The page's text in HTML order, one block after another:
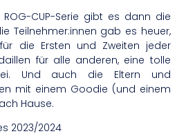
CUP-Serie gibt es dann die
Teilnehmer:innen gab es heuer,
die Ersten und Zweiten jeder
für alle anderen, eine tolle
Und auch die Eltern und
mit einem Goodie (und einem
Hause.
2023/2024